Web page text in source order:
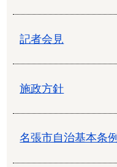
記者会見
施政方針
名張市自治基本条例